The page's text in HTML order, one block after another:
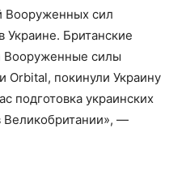
Вооруженных сил
Украине. Британские
Вооруженные силы
Orbital, покинули Украину
подготовка украинских
Великобритании», —